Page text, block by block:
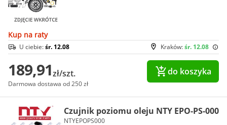
Kup na raty
Kraków:śr. 12.08
U ciebie:śr. 12.08
189,91zł/szt.
Darmowa dostawa od 250 zł
do koszyka
Czujnik poziomu oleju NTY EPO-PS-000
NTYEPOPS000